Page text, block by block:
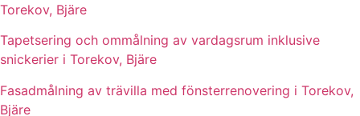
Torekov, Bjäre
Tapetsering och ommålning av vardagsrum inklusive
snickerier i Torekov, Bjäre
Fasadmålning av trävilla med fönsterrenovering i Torekov,
Bjäre